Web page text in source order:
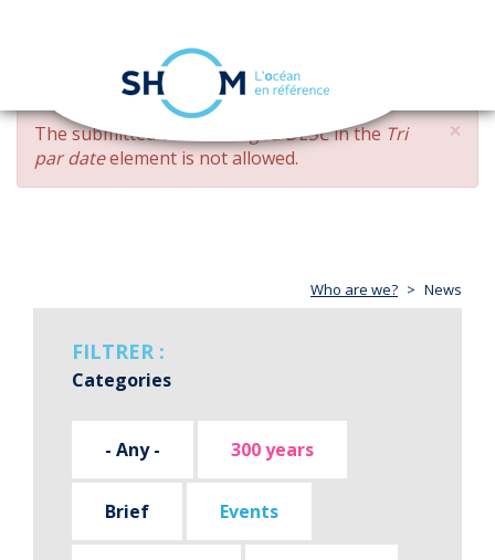
Skip
main
content
navigation
×
ERROR
MESSAGE
The submitted value changed DESCin the Tri
par dateelement is not allowed.
Who are we? News
FILTRER :
Categories
- Any - 300 years
Brief Events